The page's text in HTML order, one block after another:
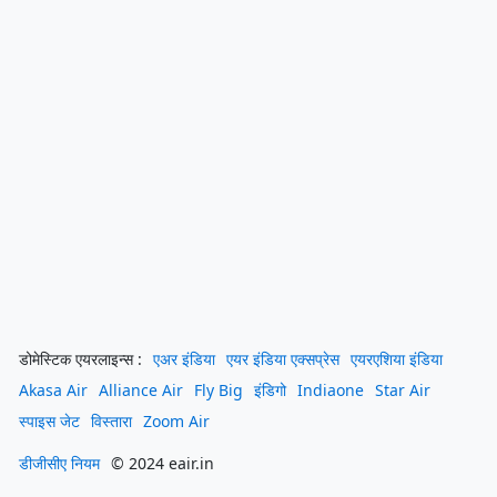
डोमेस्टिक एयरलाइन्स : एअर इंडिया एयर इंडिया एक्सप्रेस एयरएशिया इंडिया
Akasa Air Alliance Air Fly Big इंडिगो Indiaone Star Air
स्पाइस जेट विस्तारा Zoom Air
डीजीसीए नियम © 2024 eair.in